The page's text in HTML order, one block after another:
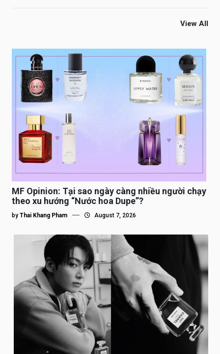
View All
MF Opinion: Tại sao ngày càng nhiều người chạy
theo xu hướng “Nước hoa Dupe”?
by Thai Khang Pham August 7, 2026